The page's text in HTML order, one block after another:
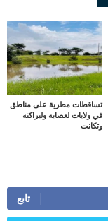
تساقطات مطرية على مناطق
في ولايات لعصابه ولبراكنه
وتكانت
تابع